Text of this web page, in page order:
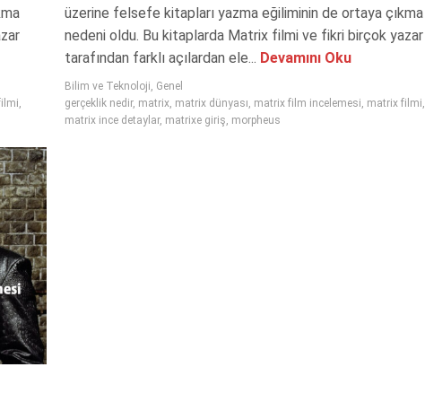
,
üzerine felsefe kitapları yazma eğiliminin de ortaya çıkma
nedeni oldu. Bu kitaplarda Matrix filmi ve fikri birçok yazar
tarafından farklı açılardan ele... Devamını Oku
Bilim ve Teknoloji, Genel
gerçeklik nedir, matrix, matrix dünyası, matrix film incelemesi, matrix filmi,
matrix ince detaylar, matrixe giriş, morpheus